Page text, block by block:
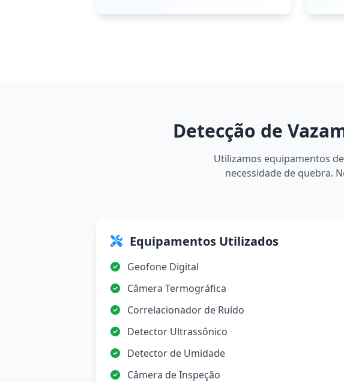
Detecção de
Utilizamos equipamentos
necessidade de quebra.
Equipamentos Utilizados
Geofone Digital
Câmera Termográfica
Correlacionador de Ruído
Detector Ultrassônico
Detector de Umidade
Câmera de Inspeção